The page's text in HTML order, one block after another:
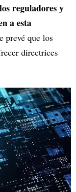
reguladores y
a esta
prevé que los
directrices